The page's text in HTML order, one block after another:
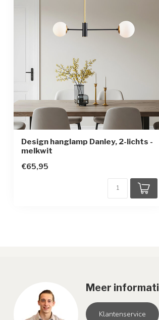
Beschermingsgraad
Design hanglamp Danley, 2-lichts -
melkwit
€65,95
Meer
Klantenservice